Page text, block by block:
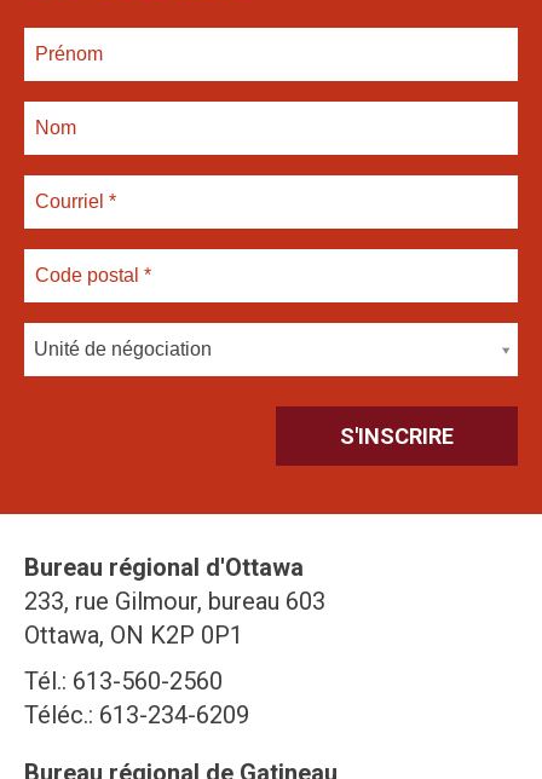
Unité de négociation
Bureau régional d'Ottawa
233, rue Gilmour, bureau 603
Ottawa, ON K2P 0P1
Tél.: 613-560-2560
Téléc.: 613-234-6209
Bureau régional de Gatineau